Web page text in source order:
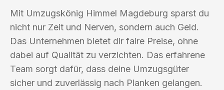
Mit Umzugskönig Himmel Magdeburg sparst du
nicht nur Zeit und Nerven, sondern auch Geld.
Das Unternehmen bietet dir faire Preise, ohne
dabei auf Qualität zu verzichten. Das erfahrene
Team sorgt dafür, dass deine Umzugsgüter
sicher und zuverlässig nach Planken gelangen.